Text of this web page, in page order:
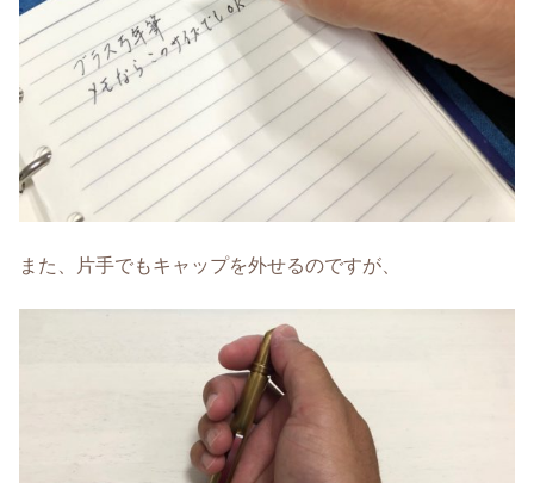
また、片手でもキャップを外せるのですが、